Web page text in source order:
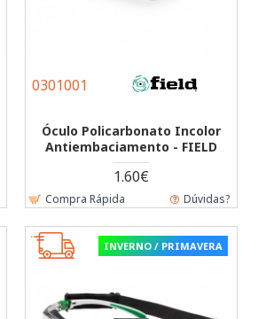
0301001
Óculo Policarbonato Incolor
Antiembaciamento - FIELD
1.60€
Compra Rápida Dúvidas?
INVERNO / PRIMAVERA